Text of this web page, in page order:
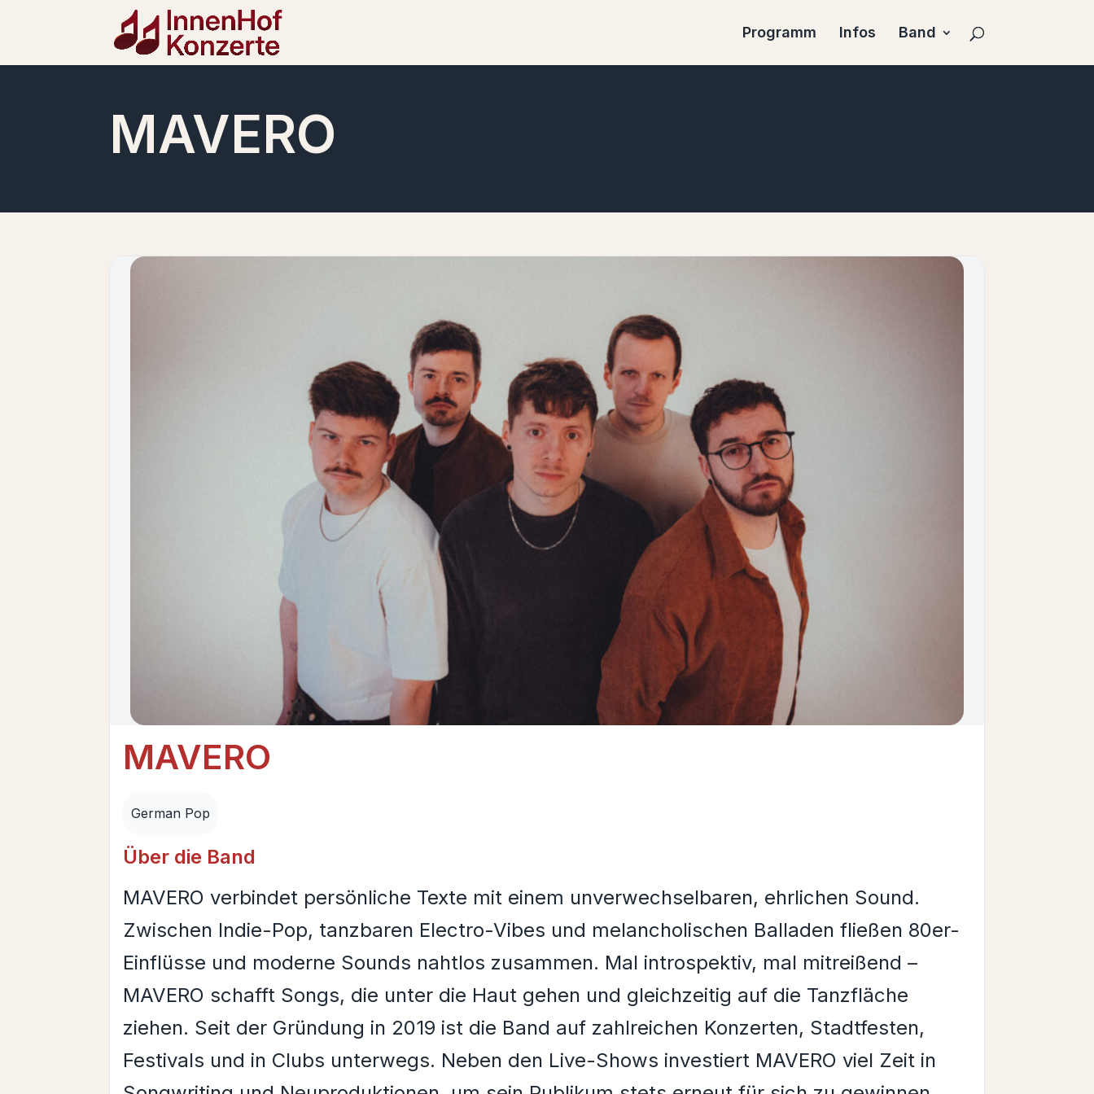
Programm Infos Band
MAVERO
MAVERO
German Pop
Über die Band
MAVERO verbindet persönliche Texte mit einem unverwechselbaren, ehrlichen Sound.
Zwischen Indie-Pop, tanzbaren Electro-Vibes und melancholischen Balladen fließen 80er-
Einflüsse und moderne Sounds nahtlos zusammen. Mal introspektiv, mal mitreißend –
MAVERO schafft Songs, die unter die Haut gehen und gleichzeitig auf die Tanzfläche
ziehen. Seit der Gründung in 2019 ist die Band auf zahlreichen Konzerten, Stadtfesten,
Festivals und in Clubs unterwegs. Neben den Live-Shows investiert MAVERO viel Zeit in